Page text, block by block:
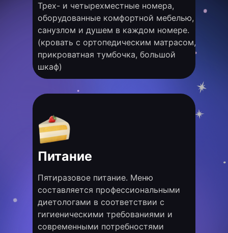
Пятиразовое питание. Меню
составляется профессиональными
диетологами в соответствии с
гигиеническими требованиями и
современными потребностями
Питание
Трех- и четырехместные номера,
оборудованные комфортной мебелью,
санузлом и душем в каждом номере.
(кровать с ортопедическим матрасом,
прикроватная тумбочка, большой
шкаф)